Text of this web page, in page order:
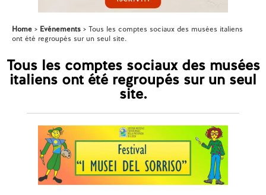
Home Evénements
Tous les comptes sociaux des musées italiens
ont été regroupés sur un seul site.
Tous les comptes sociaux des musées
italiens ont été regroupés sur un seul
site.